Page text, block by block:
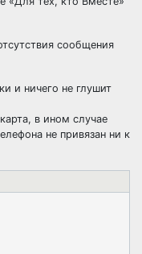
сообщения
и ничего не глушит
в ином случае
не привязан ни к